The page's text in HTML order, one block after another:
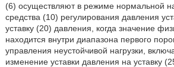
(6) осуществляют в режиме нормальной
средства (10) регулирования давления
уставку (20) давления, когда значение
находится внутри диапазона первого
управления неустойчивой нагрузки,
изменение уставки давления на уставку